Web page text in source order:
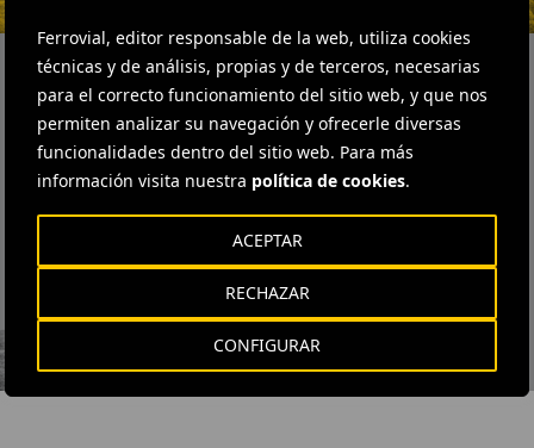
Ferrovial, editor responsable de la web, utiliza cookies
técnicas y de análisis, propias y de terceros, necesarias
para el correcto funcionamiento del sitio web, y que nos
permiten analizar su navegación y ofrecerle diversas
funcionalidades dentro del sitio web. Para más
información visita nuestra política de cookies.
CONFIGURAR
RECHAZAR
ACEPTAR
SUSCRÍBETE A NUESTRA
NEWSLETTER
Política de Privacidad